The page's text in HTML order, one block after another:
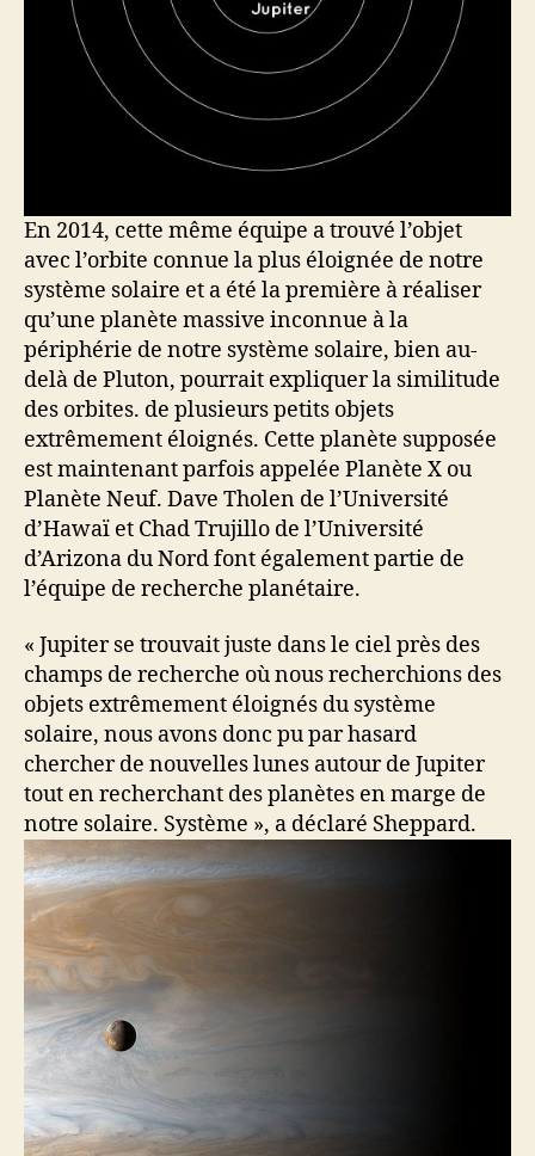
En 2014, cette même équipe a trouvé l’objet
avec l’orbite connue la plus éloignée de notre
système solaire et a été la première à réaliser
qu’une planète massive inconnue à la
périphérie de notre système solaire, bien au-
delà de Pluton, pourrait expliquer la similitude
des orbites. de plusieurs petits objets
extrêmement éloignés. Cette planète supposée
est maintenant parfois appelée Planète X ou
Planète Neuf. Dave Tholen de l’Université
d’Hawaï et Chad Trujillo de l’Université
d’Arizona du Nord font également partie de
l’équipe de recherche planétaire.
« Jupiter se trouvait juste dans le ciel près des
champs de recherche où nous recherchions des
objets extrêmement éloignés du système
solaire, nous avons donc pu par hasard
chercher de nouvelles lunes autour de Jupiter
tout en recherchant des planètes en marge de
notre solaire. Système », a déclaré Sheppard.